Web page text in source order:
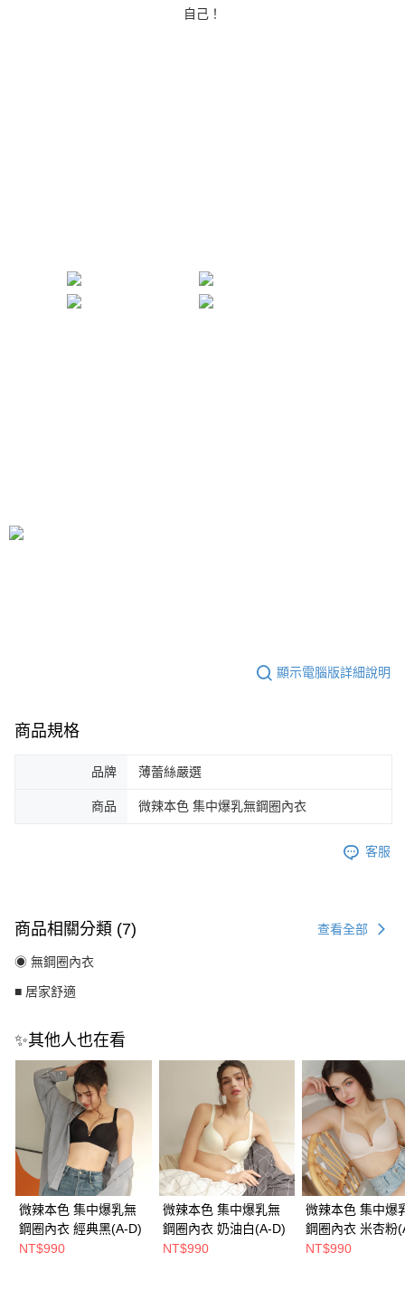
自己！
顯示電腦版詳細說明
商品規格
品牌 薄蕾絲嚴選
商品 微辣本色 集中爆乳無鋼圈內衣
客服
商品相關分類 (7) 查看全部
◉ 無鋼圈內衣
■ 居家舒適
✨其他人也在看
微辣本色 集中爆乳無
鋼圈內衣 經典黑(A-D)
NT$990
微辣本色 集中爆乳無
鋼圈內衣 奶油白(A-D)
NT$990
微辣本色 集中爆
鋼圈內衣 米杏粉
NT$990